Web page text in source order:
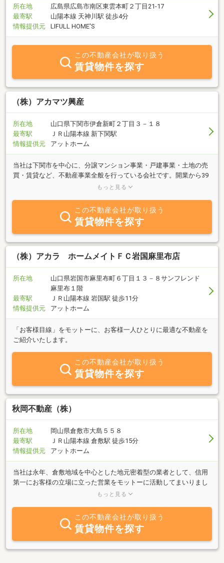
所在地
広島県広島市南区東雲本町２丁目21-17
最寄駅
山陽本線 天神川駅 徒歩4分
情報提供元
LIFULL HOME'S
この不動産会社が取り扱う
賃貸物件を探す
（株）アカマツ興産
所在地
山口県下関市伊倉新町２丁目３－１８
最寄駅
ＪＲ山陽本線 新下関駅
情報提供元
アットホーム
当社は下関市を中心に、分譲マンション事業・戸建事業・土地の売
買・賃貸など、不動産事業全般を行っている会社です。開業から39
年、一貫して取り組んできたのは、お客様本位の住まいづくり。お
させていただきます。アカマツに任せて良かったと言っていただけ
るよう、心が通じ、何でも相談していただけるような関係を築いて
いきたいと思います。不動産のことならお気軽に当社にご相談くだ
さい。現在、下関市ワンフロア4邸「アーデント彦島福浦」、宇部
市ワンフロア4邸「アーデント黒石」、周南市ワンフロア3邸「アー
デント周南公園区」好評分譲中です。ご検討中の方はご来場・お問
もっと見る
この不動産会社が取り扱う
賃貸物件を探す
（株）アカラ ホームメイトＦＣ岩国麻里布店
所在地
山口県岩国市麻里布町６丁目１３－８サンフレンド
麻里布１階
最寄駅
ＪＲ山陽本線 岩国駅 徒歩11分
情報提供元
アットホーム
「お客様目線」をモットーに、お客様一人ひとりに最適な不動産を
ご紹介いたします。
この不動産会社が取り扱う
賃貸物件を探す
秋岡不動産（株）
所在地
岡山県倉敷市大島５５８
最寄駅
ＪＲ山陽本線 倉敷駅 徒歩15分
情報提供元
アットホーム
当社は永年、倉敷地域を中心とした地元密着型の業者として、信用
第一にお客様の立場に立った営業をモットーに活動してまいりまし
た。お客様への新鮮で豊富な情報のご提供と、安心して、御希望の
店を心よりお待ちしております。 倉敷地区に精通し、豊富な空室情
報を提供します。単身者用、新婚さんからファミリータイプまで、
ご希望に合わせて即座に検索いたします。小学区別に情報提供倉敷
周辺を、小学区別に物件を取り揃えております。
もっと見る
この不動産会社が取り扱う
賃貸物件を探す